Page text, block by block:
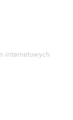
internetowych